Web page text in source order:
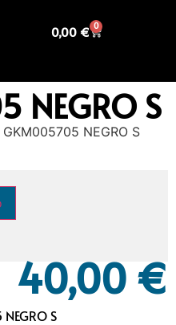
0,00 € 0
NEGRO S
NEGRO S
40,00 €
S